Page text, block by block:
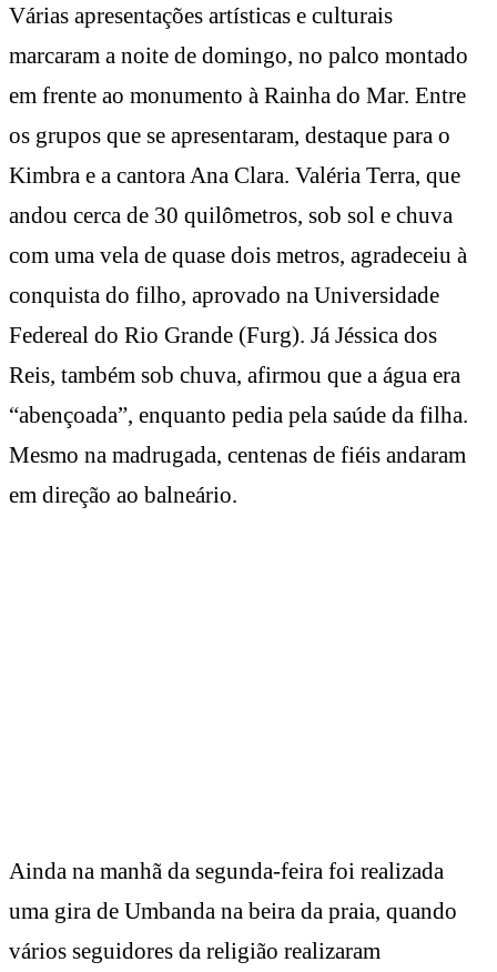
Várias apresentações artísticas e culturais
marcaram a noite de domingo, no palco montado
em frente ao monumento à Rainha do Mar. Entre
os grupos que se apresentaram, destaque para o
Kimbra e a cantora Ana Clara. Valéria Terra, que
andou cerca de 30 quilômetros, sob sol e chuva
com uma vela de quase dois metros, agradeceiu à
conquista do filho, aprovado na Universidade
Federeal do Rio Grande (Furg). Já Jéssica dos
Reis, também sob chuva, afirmou que a água era
“abençoada”, enquanto pedia pela saúde da filha.
Mesmo na madrugada, centenas de fiéis andaram
em direção ao balneário.
Ainda na manhã da segunda-feira foi realizada
uma gira de Umbanda na beira da praia, quando
vários seguidores da religião realizaram